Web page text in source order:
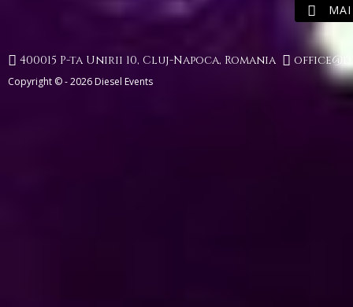

 400015 P-ta Unirii 10, Cluj-Napoca, Romania 
Copyright © - 2026 Diesel Events